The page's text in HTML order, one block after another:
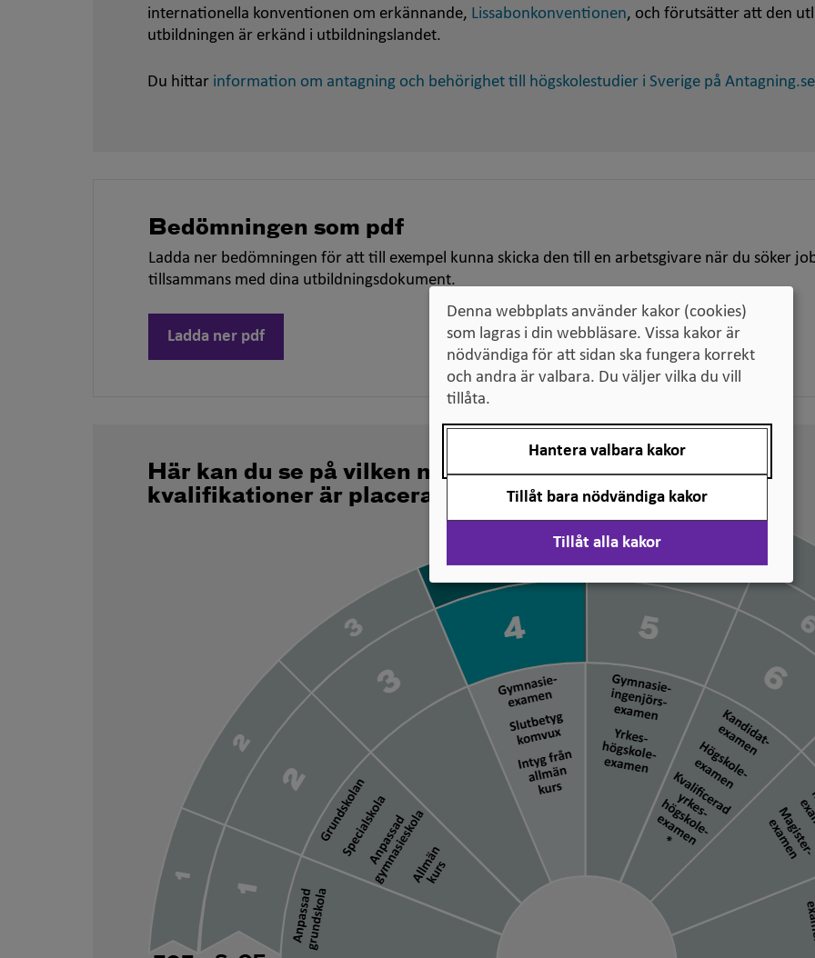
internationella konventionen om erkännande, Lissabonkonventionen, och förutsätter att den
utbildningen är erkänd i utbildningslandet.
Du hittar information om antagning och behörighet till högskolestudier i Sverige på Antagning.se
Bedömningen som pdf
Ladda ner bedömningen för att till exempel kunna skicka den till en arbetsgivare när du söker
tillsammans med dina utbildningsdokument.
Ladda ner pdf
Här kan du se på vilken nivå svenska
kvalifikationer är placerade
Denna webbplats använder kakor (cookies)
som lagras i din webbläsare. Vissa kakor är
nödvändiga för att sidan ska fungera korrekt
och andra är valbara. Du väljer vilka du vill
tillåta.
Hantera valbara kakor
Tillåt bara nödvändiga kakor
Tillåt alla kakor